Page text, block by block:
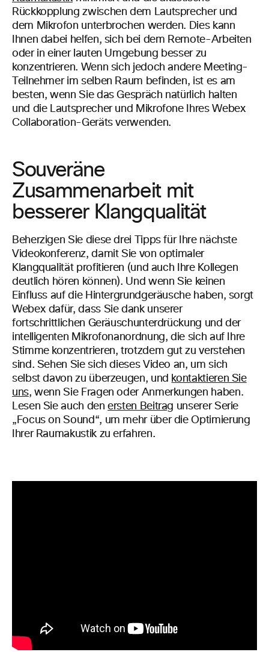
Rückkopplung zwischen dem Lautsprecher und
dem Mikrofon unterbrochen werden. Dies kann
Ihnen dabei helfen, sich bei dem Remote-Arbeiten
oder in einer lauten Umgebung besser zu
konzentrieren. Wenn sich jedoch andere Meeting-
Teilnehmer im selben Raum befinden, ist es am
besten, wenn Sie das Gespräch natürlich halten
und die Lautsprecher und Mikrofone Ihres Webex
Collaboration-Geräts verwenden.
Souveräne
Zusammenarbeit mit
besserer Klangqualität
Beherzigen Sie diese drei Tipps für Ihre nächste
Videokonferenz, damit Sie von optimaler
Klangqualität profitieren (und auch Ihre Kollegen
deutlich hören können). Und wenn Sie keinen
Einfluss auf die Hintergrundgeräusche haben, sorgt
Webex dafür, dass Sie dank unserer
fortschrittlichen Geräuschunterdrückung und der
intelligenten Mikrofonanordnung, die sich auf Ihre
Stimme konzentrieren, trotzdem gut zu verstehen
sind. Sehen Sie sich dieses Video an, um sich
selbst davon zu überzeugen, und kontaktieren Sie
uns, wenn Sie Fragen oder Anmerkungen haben.
Lesen Sie auch denersten Beitrag unserer Serie
„Focus on Sound“, um mehr über die Optimierung
Ihrer Raumakustik zu erfahren.